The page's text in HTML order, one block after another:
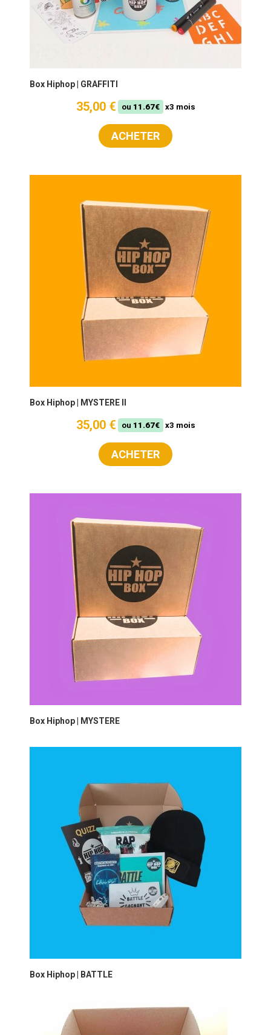
Box Hiphop | GRAFFITI
35,00 € ou 11.67€ x3 mois
ACHETER
Box Hiphop | MYSTERE II
35,00 € ou 11.67€ x3 mois
ACHETER
Box Hiphop | MYSTERE
Box Hiphop | BATTLE